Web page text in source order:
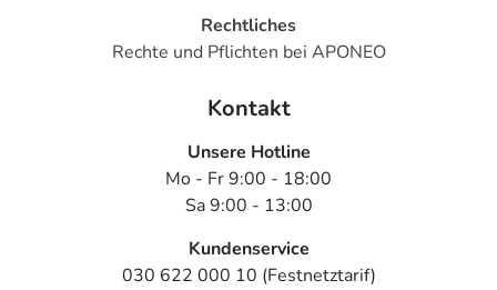
Rechtliches
Rechte und Pflichten bei APONEO
Kontakt
Unsere Hotline
Mo - Fr 9:00 - 18:00
Sa 9:00 - 13:00
Kundenservice
030 622 000 10 (Festnetztarif)